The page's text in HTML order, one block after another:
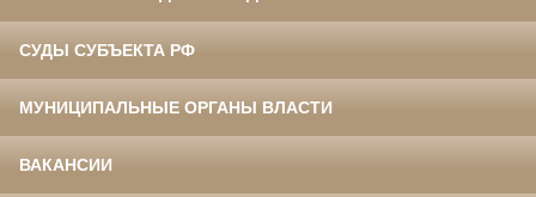
СУДЫ СУБЪЕКТА РФ
МУНИЦИПАЛЬНЫЕ ОРГАНЫ ВЛАСТИ
ВАКАНСИИ